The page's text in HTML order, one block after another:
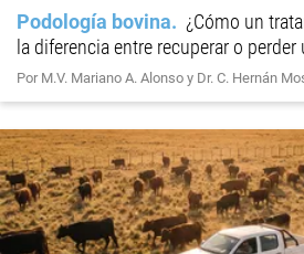
Podología bovina
¿Cómo un
la diferencia entre recuperar o perder
Por M.V. Mariano A. Alonso y Dr. C. Hernán